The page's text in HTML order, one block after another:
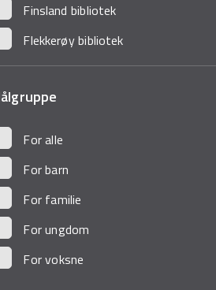
Finsland bibliotek
Flekkerøy bibliotek
For alle
For barn
For familie
For ungdom
For voksne